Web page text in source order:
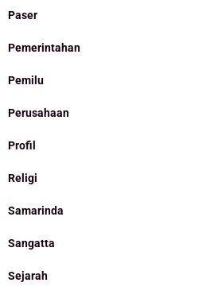
Paser
Pemerintahan
Pemilu
Perusahaan
Profil
Religi
Samarinda
Sangatta
Sejarah